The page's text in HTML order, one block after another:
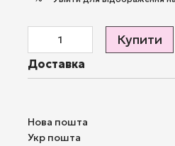
Купити
Доставка
Нова пошта
Укр пошта